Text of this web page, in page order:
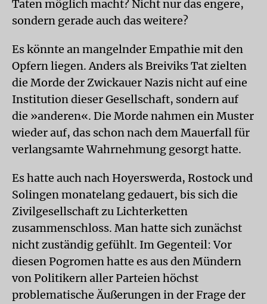
Taten möglich macht? Nicht nur das engere,
sondern gerade auch das weitere?
Es könnte an mangelnder Empathie mit den
Opfern liegen. Anders als Breiviks Tat zielten
die Morde der Zwickauer Nazis nicht auf eine
Institution dieser Gesellschaft, sondern auf
die »anderen«. Die Morde nahmen ein Muster
wieder auf, das schon nach dem Mauerfall für
verlangsamte Wahrnehmung gesorgt hatte.
Es hatte auch nach Hoyerswerda, Rostock und
Solingen monatelang gedauert, bis sich die
Zivilgesellschaft zu Lichterketten
zusammenschloss. Man hatte sich zunächst
nicht zuständig gefühlt. Im Gegenteil: Vor
diesen Pogromen hatte es aus den Mündern
von Politikern aller Parteien höchst
problematische Äußerungen in der Frage der